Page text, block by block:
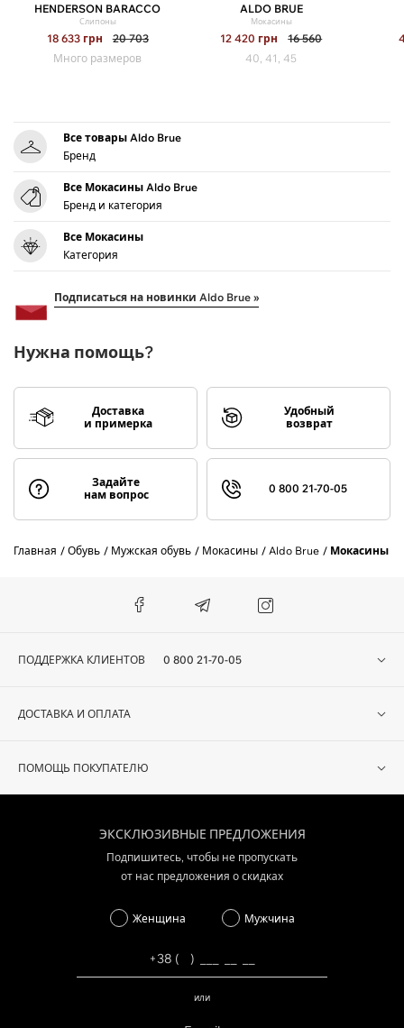
HENDERSON BARACCO
Слипоны
18 633 грн
20 703
Много размеров
ALDO BRUE
Мокасины
12 420 грн
16 560
40, 41, 45
Все товары Aldo Brue
Бренд
Все Мокасины Aldo Brue
Бренд и категория
Все Мокасины
Категория
Подписаться на новинки Aldo Brue »
Нужна помощь?
Доставка
и примерка
Удобный
возврат
Задайте
нам вопрос
0 800 21-70-05
Главная Обувь Мужская обувь Мокасины Aldo Brue Мокасины
ПОДДЕРЖКА КЛИЕНТОВ 0 800 21-70-05
ДОСТАВКА И ОПЛАТА
ПОМОЩЬ ПОКУПАТЕЛЮ
ЭКСКЛЮЗИВНЫЕ ПРЕДЛОЖЕНИЯ
Подпишитесь, чтобы не пропускать
от нас предложения о скидках
Женщина Мужчина
или